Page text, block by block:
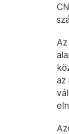
az